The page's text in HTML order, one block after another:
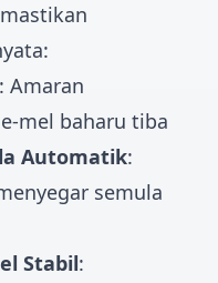
: Amaran
mel baharu tiba
Automatik:
semula
Stabil: